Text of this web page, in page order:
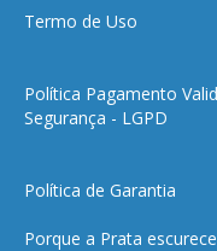
Termo de Uso
Política Pagamento
Segurança - LGPD
Política de Garantia
Porque a Prata escurece